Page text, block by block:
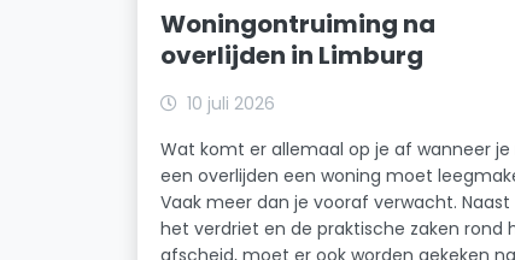
Woningontruiming na
overlijden in Limburg
10 juli 2026
Wat komt er allemaal op je af wanneer je
een overlijden een woning moet
Vaak meer dan je vooraf verwacht. Naast
het verdriet en de praktische zaken rond